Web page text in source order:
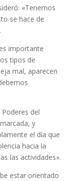
«Tenemos
se hace de
importante
tipos de
mal, aparecen
del
y
el día que
hacia la
las actividades».
estar orientado